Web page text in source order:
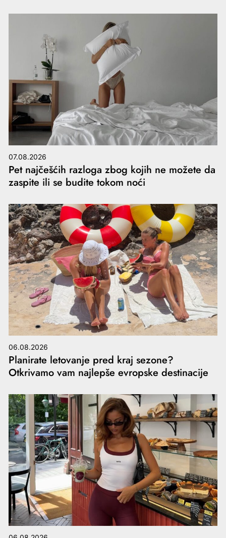
07.08.2026
Pet najčešćih razloga zbog kojih ne možete da
zaspite ili se budite tokom noći
06.08.2026
Planirate letovanje pred kraj sezone?
Otkrivamo vam najlepše evropske destinacije